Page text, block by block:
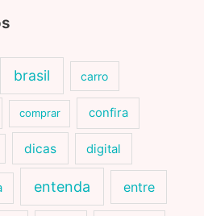
brasil carro
comprar confira
dicas digital
entenda entre